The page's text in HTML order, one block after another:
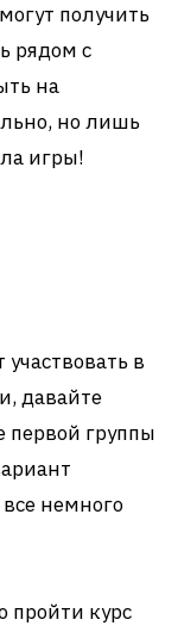
получить
рядом с
на
но лишь
игры!
в
давайте
первой группы
немного
пройти курс